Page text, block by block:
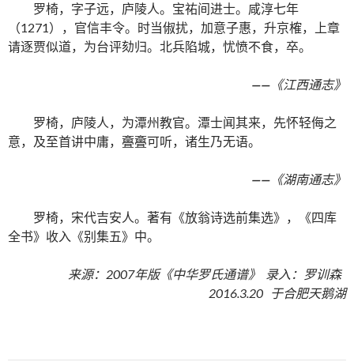
罗椅，字子远，庐陵人。宝祐间进士。咸淳七年
（1271），官信丰令。时当俶扰，加意子惠，升京榷，上章
请逐贾似道，为台评劾归。北兵陷城，忧愤不食，卒。
—— 《江西通志》
罗椅，庐陵人，为潭州教官。潭士闻其来，先怀轻侮之
意，及至首讲中庸，斖斖可听，诸生乃无语。
—— 《湖南通志》
罗椅，宋代吉安人。著有《放翁诗选前集选》，《四库
全书》收入《别集五》中。
来源：2007年版《中华罗氏通谱》 录入：罗训森
2016.3.20 于合肥天鹅湖